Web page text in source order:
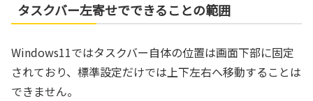
タスクバー左寄せでできることの範囲
Windows11ではタスクバー自体の位置は画面下部に固定
されており、標準設定だけでは上下左右へ移動することは
できません。